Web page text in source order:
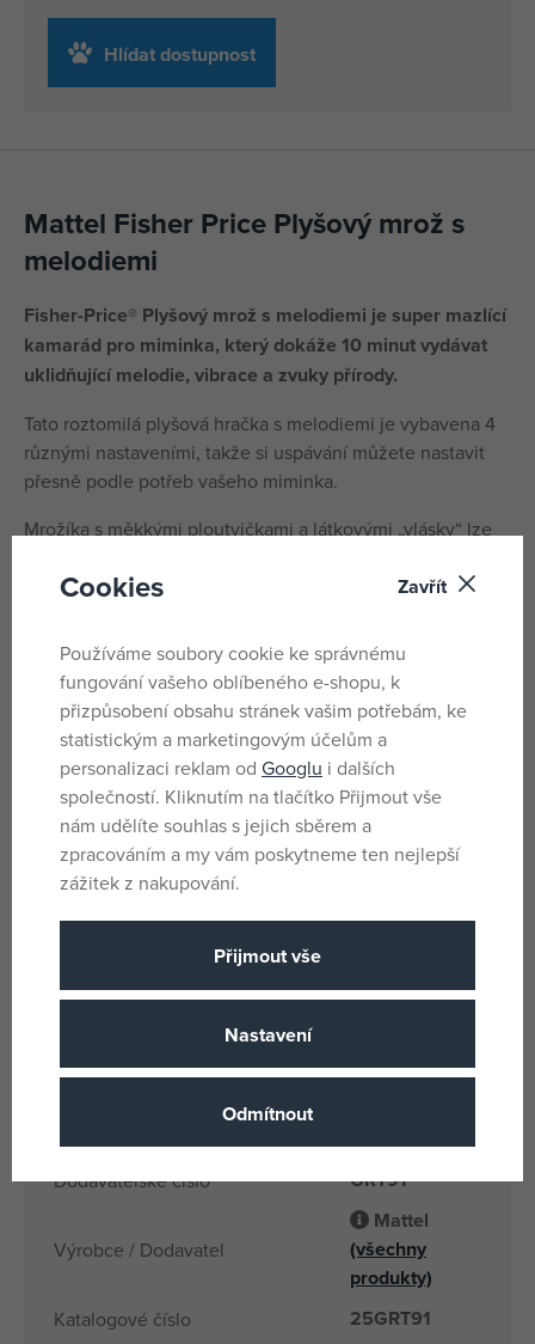
Hlídat dostupnost
Mattel Fisher Price Plyšový mrož s
melodiemi
Fisher-Price® Plyšový mrož s melodiemi je super mazlící
kamarád pro miminka, který dokáže 10 minut vydávat
uklidňující melodie, vibrace a zvuky přírody.
Tato roztomilá plyšová hračka s melodiemi je vybavena 4
různými nastaveními, takže si uspávání můžete nastavit
přesně podle potřeb vašeho miminka.
Mrožíka s měkkými ploutvičkami a látkovými „vlásky“ lze
Pohlaví
Pro holky i
kluky
Baterie Ano
Baterie součást balení Ano
Licence Fisher Price
Dodavatelské číslo GRT91
Výrobce / Dodavatel
Mattel
(všechny
produkty)
Katalogové číslo 25GRT91
Cookies Zavřít
Používáme soubory cookie ke správnému
fungování vašeho oblíbeného e-shopu, k
přizpůsobení obsahu stránek vašim potřebám, ke
statistickým a marketingovým účelům a
personalizaci reklam od Googlu i dalších
společností. Kliknutím na tlačítko Přijmout vše
nám udělíte souhlas s jejich sběrem a
zpracováním a my vám poskytneme ten nejlepší
zážitek z nakupování.
Přijmout vše
Nastavení
Odmítnout